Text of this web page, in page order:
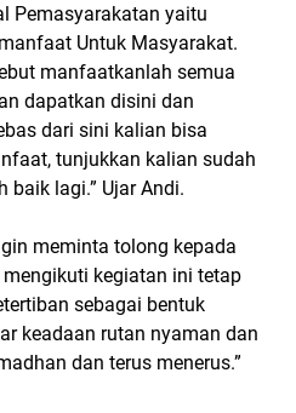
Pemasyarakatan yaitu
Untuk Masyarakat.
manfaatkanlah semua
dapatkan disini dan
dari sini kalian bisa
tunjukkan kalian sudah
baik lagi.” Ujar Andi.
meminta tolong kepada
kegiatan ini tetap
sebagai bentuk
keadaan rutan nyaman dan
dan terus menerus.”